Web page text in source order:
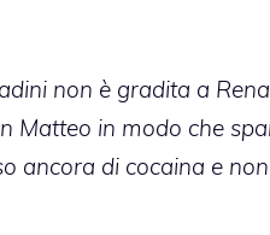
non è gradita a
Matteo in modo che
ancora di cocaina e